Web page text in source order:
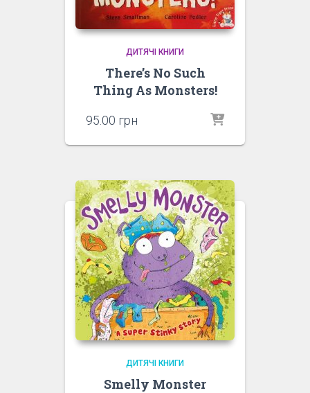
ДИТЯЧІ КНИГИ
There’s No Such
Thing As Monsters!
95.00 грн
ДИТЯЧІ КНИГИ
Smelly Monster